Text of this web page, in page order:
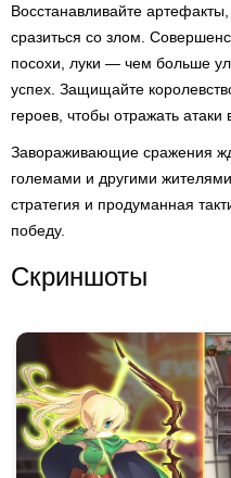
Восстанавливайте
сразиться со злом.
посохи, луки — чем больше
успех. Защищайте
героев, чтобы отражать атаки
Завораживающие сражения
големами и другими
стратегия и продуманная
победу.
Скриншоты